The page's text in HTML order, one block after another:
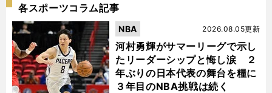
各スポーツコラム記事
河村勇輝がサマーリーグで示し
たリーダーシップと悔し涙 ２
年ぶりの日本代表の舞台を糧に
３年目のNBA挑戦は続く
2026.08.05更新
NBA